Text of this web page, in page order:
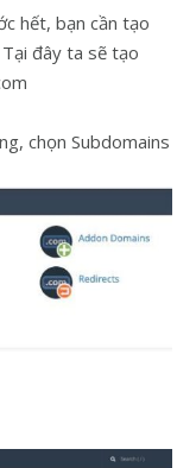
hết, bạn cần tạo
đây ta sẽ tạo
chọn Subdomains